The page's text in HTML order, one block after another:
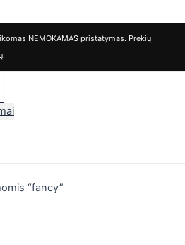
NEMOKAMAS pristatymas. Prekių
“fancy”